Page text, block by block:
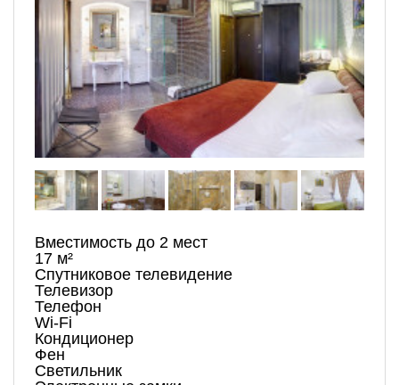
Вместимость до 2 мест
17 м²
Спутниковое телевидение
Телевизор
Телефон
Wi-Fi
Кондиционер
Фен
Светильник